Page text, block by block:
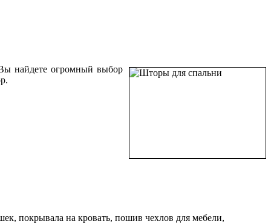
найдете огромный выбор
покрывала на кровать, пошив чехлов для мебели,